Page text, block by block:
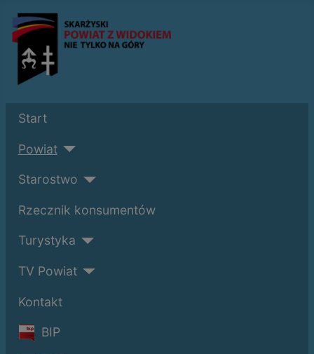
Start
Powiat
Starostwo
Rzecznik konsumentów
Turystyka
TV Powiat
Kontakt
BIP